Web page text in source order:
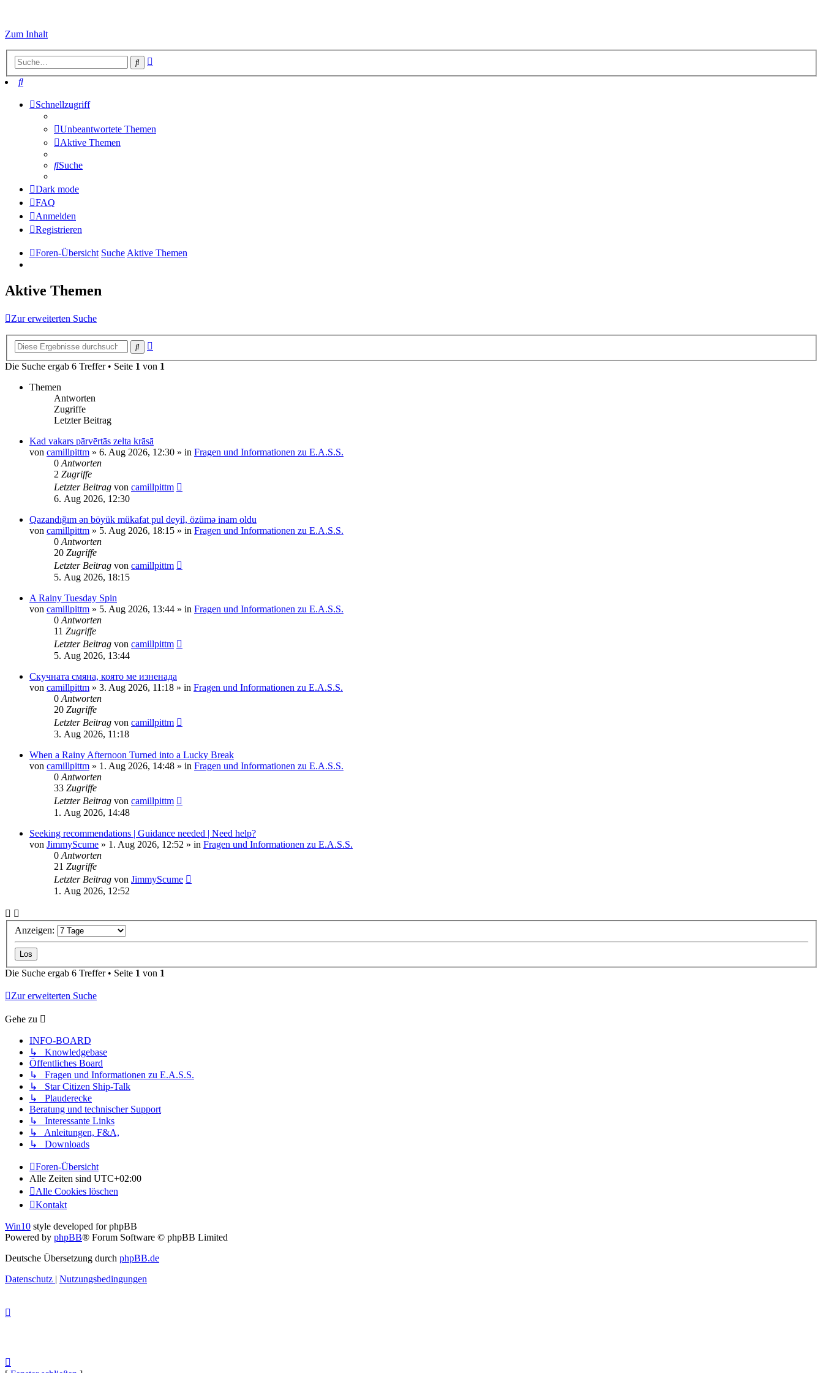
Zum Inhalt
Suche
Suche
Schnellzugriff
Unbeantwortete Themen
Aktive Themen
Suche
Dark mode
FAQ
Anmelden
Registrieren
Foren-Übersicht Suche Aktive Themen
Aktive Themen
Zur erweiterten Suche
Suche
Die Suche ergab 6 Treffer • Seite 1 von 1
Themen
Antworten
Zugriffe
Letzter Beitrag
Kad vakars pārvērtās zelta krāsā
von camillpittm » 6. Aug 2026, 12:30 » in Fragen und Informationen zu E.A.S.S.
0Antworten
2 Zugriffe
Letzter Beitrag von camillpittm
6. Aug 2026, 12:30
Qazandığım ən böyük mükafat pul deyil, özümə inam oldu
von camillpittm » 5. Aug 2026, 18:15 » in Fragen und Informationen zu E.A.S.S.
0Antworten
20 Zugriffe
Letzter Beitrag von camillpittm
5. Aug 2026, 18:15
A Rainy Tuesday Spin
von camillpittm » 5. Aug 2026, 13:44 » in Fragen und Informationen zu E.A.S.S.
0Antworten
11 Zugriffe
Letzter Beitrag von camillpittm
5. Aug 2026, 13:44
Скучната смяна, която ме изненада
von camillpittm » 3. Aug 2026, 11:18 » in Fragen und Informationen zu E.A.S.S.
0Antworten
20 Zugriffe
Letzter Beitrag von camillpittm
3. Aug 2026, 11:18
When a Rainy Afternoon Turned into a Lucky Break
von camillpittm » 1. Aug 2026, 14:48 » in Fragen und Informationen zu E.A.S.S.
0Antworten
33 Zugriffe
Letzter Beitrag von camillpittm
1. Aug 2026, 14:48
Seeking recommendations | Guidance needed | Need help?
von JimmyScume » 1. Aug 2026, 12:52 » in Fragen und Informationen zu E.A.S.S.
0Antworten
21 Zugriffe
Letzter Beitrag von JimmyScume
1. Aug 2026, 12:52
Anzeigen:
Die Suche ergab 6 Treffer • Seite 1 von 1
Zur erweiterten Suche
Gehe zu
INFO-BOARD
↳ Knowledgebase
Öffentliches Board
↳ Fragen und Informationen zu E.A.S.S.
↳ Star Citizen Ship-Talk
↳ Plauderecke
Beratung und technischer Support
↳ Interessante Links
↳ Anleitungen, F&A,
↳ Downloads
Foren-Übersicht
Alle Zeiten sind UTC+02:00
Alle Cookies löschen
Kontakt
Win10 style developed for phpBB
Powered by phpBB® Forum Software © phpBB Limited
Deutsche Übersetzung durch phpBB.de
Datenschutz | Nutzungsbedingungen